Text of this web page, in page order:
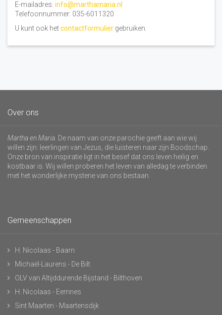
E-mailadres: info@marthamaria.nl
Telefoonnummer: 035-6011320
U kunt ook hetcontactformulier gebruiken.
Over ons
Martha en Maria . De naam van onze parochie geeft aan wie wij
willen zijn: leerlingen van Jezus, die luisteren naar zijn Boodschap.
Onze bron van inspiratie ligt in het besef dat ons leven heilig en
kostbaar is. Wij willen proberen het leven van alledag te verbinden
met het wonderlijke mysterie van ons bestaan.
Gemeenschappen
H. Nicolaas - Baarn
Michaël-Laurens - De Bilt
OLV van Altijddurende Bijstand - Bilthoven
H. Nicolaas - Eemnes
Sint Maarten - Maartensdijk